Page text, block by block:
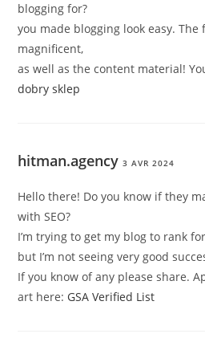
blogging for?
you made blogging look easy.
magnificent,
as well as the content material!
dobry sklep
hitman.agency 3 AVR 2024
Hello there! Do you know if they
with SEO?
I’m trying to get my blog to rank
but I’m not seeing very good
If you know of any please share.
art here: GSA Verified List